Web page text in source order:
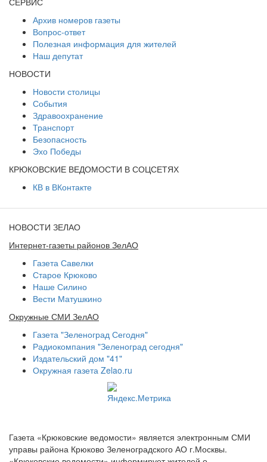
Архив номеров газеты
Вопрос-ответ
Полезная информация для жителей
Наш депутат
НОВОСТИ
Новости столицы
События
Здравоохранение
Транспорт
Безопасность
Эхо Победы
КРЮКОВСКИЕ ВЕДОМОСТИ В СОЦСЕТЯХ
КВ в ВКонтакте
НОВОСТИ ЗЕЛАО
Интернет-газеты районов ЗелАО
Газета Савелки
Старое Крюково
Наше Силино
Вести Матушкино
Окружные СМИ ЗелАО
Газета "Зеленоград Сегодня"
Радиокомпания "Зеленоград сегодня"
Издательский дом "41"
Окружная газета Zelao.ru
Газета «Крюковские ведомости» является электронным СМИ
управы района Крюково Зеленоградского АО г.Москвы.